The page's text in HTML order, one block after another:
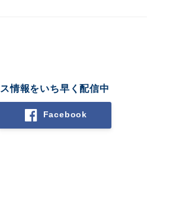
情報をいち早く配信中
Facebook